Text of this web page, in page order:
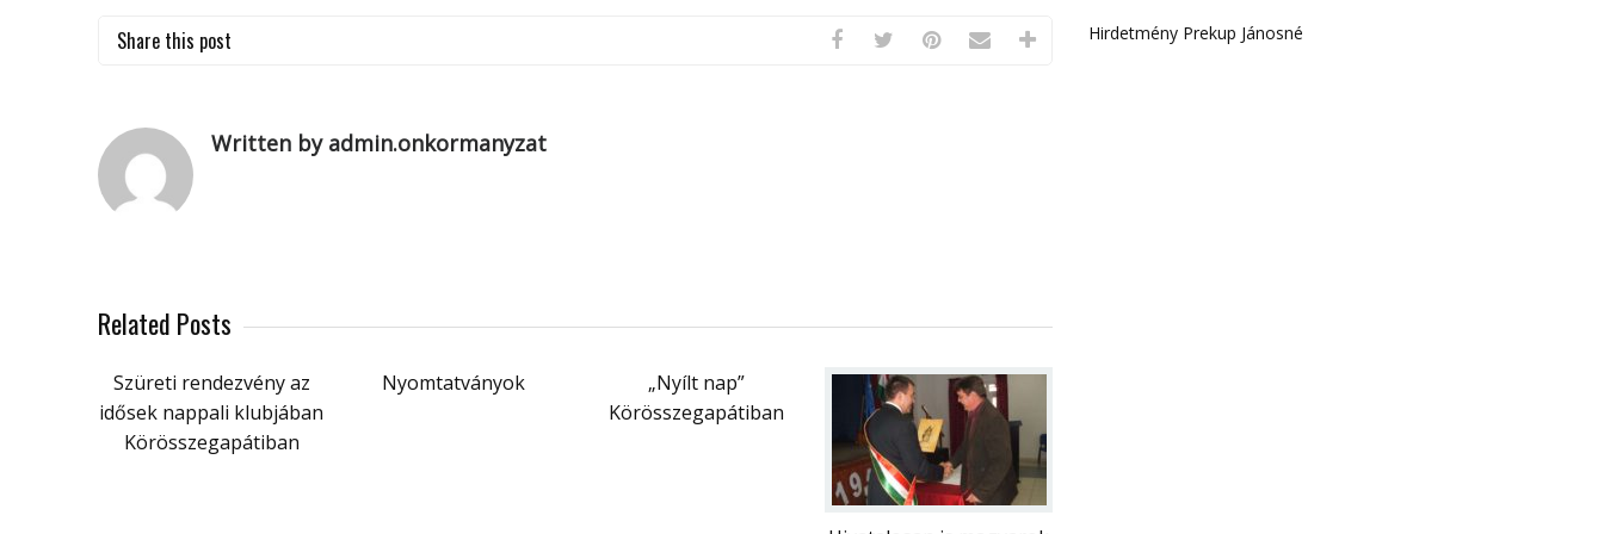
Share this post
Written by admin.onkormanyzat
Related Posts
Szüreti rendezvény az
idősek nappali klubjában
Körösszegapátiban
Nyomtatványok
„Nyílt nap”
Körösszegapátiban
Hirdetmény Prekup Jánosné